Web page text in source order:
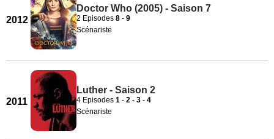
2012
Doctor Who (2005) - Saison 7
2 Episodes 8 - 9
Scénariste
2011
Luther - Saison 2
4 Episodes 1 - 2 - 3 - 4
Scénariste